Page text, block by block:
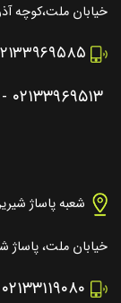
خیابان ملت،کوچه
۰۲۱۳۳۹۶۹۵۱۳ -
شعبه پاساژ
خیابان ملت، پاساژ
۰۲۱۳۳۱۱۹۰۸۰